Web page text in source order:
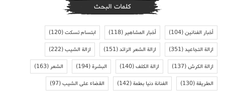
كلمات البحث
أخبار الفنانين(104) أخبار المشاهير(118) ابتسام تسكت(120)
ازالة التجاعيد(351) ازالة الشعر الزائد(151) ازالة الشيب(222)
ازالة الكرش(137) ازالة الكلف(140) البشرة(194) الشعر(163)
الطريقة(130) الفنانة دنيا بطمة(142) القضاء على الشيب(97)